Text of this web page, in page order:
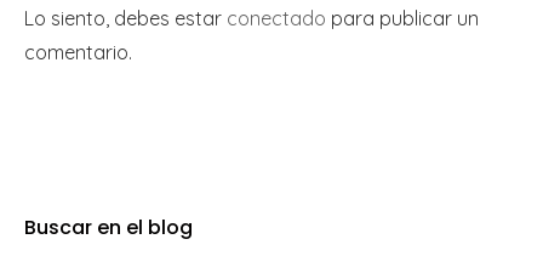
Lo siento, debes estar conectado para publicar un
comentario.
Buscar en el blog